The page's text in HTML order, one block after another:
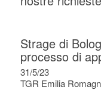
Strage di
processo di
31/5/23
TGR Emilia